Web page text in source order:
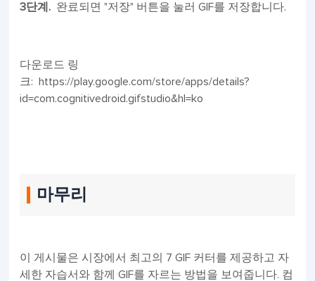
3단계. 완료되면 "저장" 버튼을 눌러 GIF를 저장합니다.
다운로드 링
크: https://play.google.com/store/apps/details?
id=com.cognitivedroid.gifstudio&hl=ko
마무리
이 게시물은 시장에서 최고의 7 GIF 커터를 제공하고 자
세한 자습서와 함께 GIF를 자르는 방법을 보여줍니다. 컴